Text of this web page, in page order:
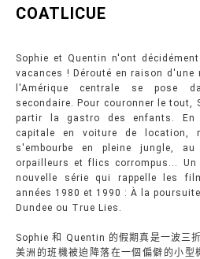
COATLICUE
Sophie et Quentin n'ont
vacances ! Dérouté en raison
l'Amérique centrale se pose
secondaire. Pour couronner le tout,
partir la gastro des enfants. En
capitale en voiture de location,
s'embourbe en pleine jungle,
orpailleurs et flics corrompus... Un
nouvelle série qui rappelle les
années 1980 et 1990 : À la
Dundee ou True Lies.
Sophie 和 Quentin 的假期真是一波三
美洲的班機被迫降落在一個偏僻的小型